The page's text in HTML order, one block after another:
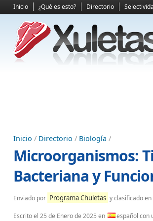
Inicio ¿Qué es esto? Directorio
Inicio / Directorio / Biología /
Microorganismos:
Bacteriana y
Enviado por Programa Chuletas y clasificado en
Escrito el 25 de Enero de 2025 en español con